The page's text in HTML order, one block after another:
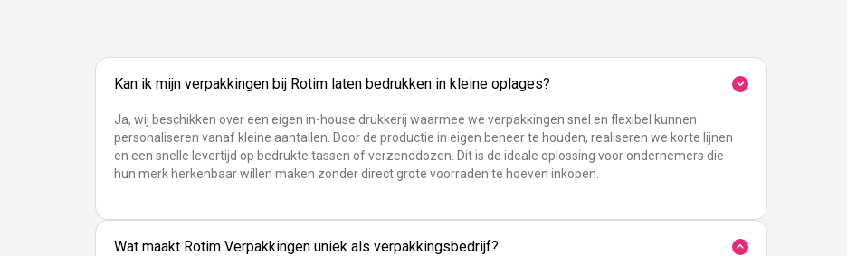
Kan ik mijn verpakkingen bij Rotim laten bedrukken in kleine oplages?
Ja, wij beschikken over een eigen in-house drukkerij waarmee we verpakkingen snel en flexibel kunnen
personaliseren vanaf kleine aantallen. Door de productie in eigen beheer te houden, realiseren we korte lijnen
en een snelle levertijd op bedrukte tassen of verzenddozen. Dit is de ideale oplossing voor ondernemers die
hun merk herkenbaar willen maken zonder direct grote voorraden te hoeven inkopen.
Wat maakt Rotim Verpakkingen uniek als verpakkingsbedrijf?